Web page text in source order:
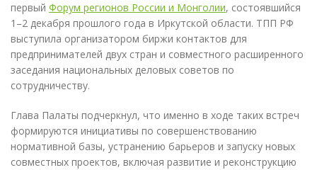
первый Форум регионов России и Монголии, состоявшийся
1–2 декабря прошлого года в Иркутской области. ТПП РФ
выступила организатором биржи контактов для
предпринимателей двух стран и совместного расширенного
заседания национальных деловых советов по
сотрудничеству.
Глава Палаты подчеркнул, что именно в ходе таких встреч
формируются инициативы по совершенствованию
нормативной базы, устранению барьеров и запуску новых
совместных проектов, включая развитие и реконструкцию